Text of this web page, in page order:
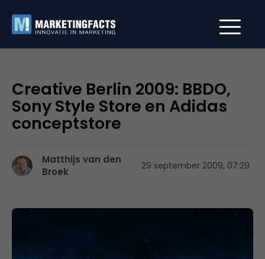
Creative Berlin 2009: BBDO,
Sony Style Store en Adidas
conceptstore
Matthijs van den
Broek
29 september 2009, 07:29